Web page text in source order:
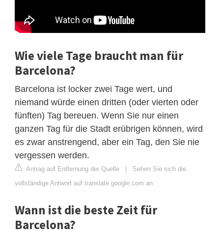
Wie viele Tage braucht man für
Barcelona?
Barcelona ist locker zwei Tage wert, und
niemand würde einen dritten (oder vierten oder
fünften) Tag bereuen. Wenn Sie nur einen
ganzen Tag für die Stadt erübrigen können, wird
es zwar anstrengend, aber ein Tag, den Sie nie
vergessen werden.
Antrag auf Entfernung der Quelle | Sehen Sie sich die
vollständige Antwort auf translate.google.com an
Wann ist die beste Zeit für
Barcelona?